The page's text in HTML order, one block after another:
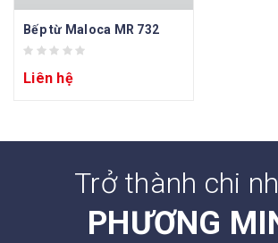
Bếp từ Maloca MR 732
Liên hệ
Trở thành chi
PHƯƠNG